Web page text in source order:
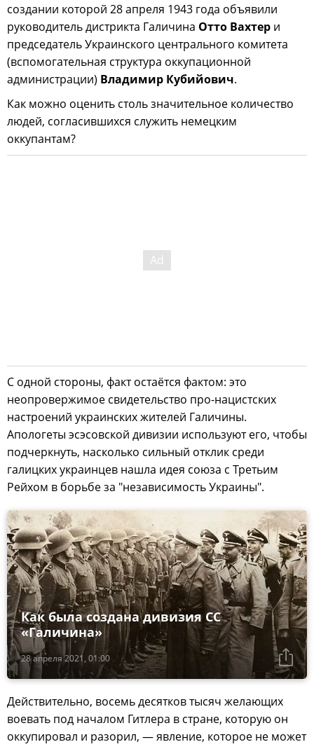
создании которой 28 апреля 1943 года объявили
руководитель дистрикта Галичина Отто Вахтер и
председатель Украинского центрального комитета
(вспомогательная структура оккупационной
администрации) Владимир Кубийович.
Как можно оценить столь значительное количество
людей, согласившихся служить немецким
оккупантам?
С одной стороны, факт остаётся фактом: это
неопровержимое свидетельство про-нацистских
настроений украинских жителей Галичины.
Апологеты эсэсовской дивизии используют его, чтобы
подчеркнуть, насколько сильный отклик среди
галицких украинцев нашла идея союза с Третьим
Рейхом в борьбе за "независимость Украины".
28 апреля 2021, 01:00
Как была создана дивизия СС
«Галичина»
Действительно, восемь десятков тысяч желающих
воевать под началом Гитлера в стране, которую он
оккупировал и разорил, — явление, которое не может